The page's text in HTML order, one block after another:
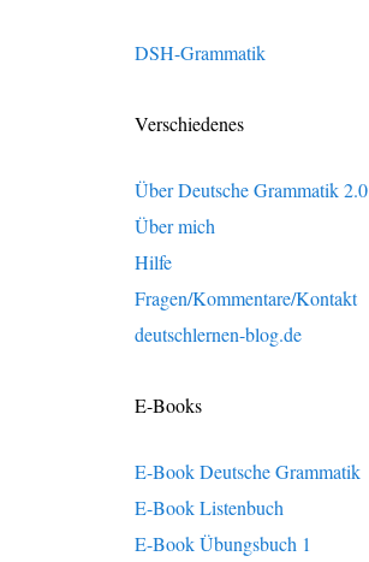
DSH-Grammatik
Verschiedenes
Über Deutsche Grammatik 2.0
Über mich
Hilfe
Fragen/Kommentare/Kontakt
deutschlernen-blog.de
E-Books
E-Book Deutsche Grammatik
E-Book Listenbuch
E-Book Übungsbuch 1